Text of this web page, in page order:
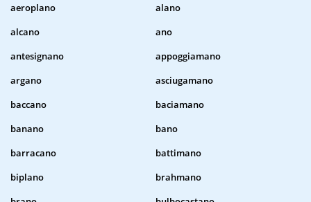
aeroplano
alano
alcano
ano
antesignano
appoggiamano
argano
asciugamano
baccano
baciamano
banano
bano
barracano
battimano
biplano
brahmano